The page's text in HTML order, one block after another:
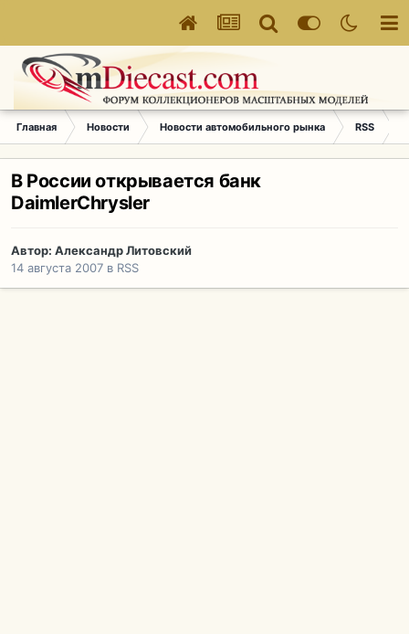
Главная Новости Новости автомобильного рынка RSS
В России открывается банк
DaimlerChrysler
Автор: Александр Литовский
14 августа 2007 в RSS